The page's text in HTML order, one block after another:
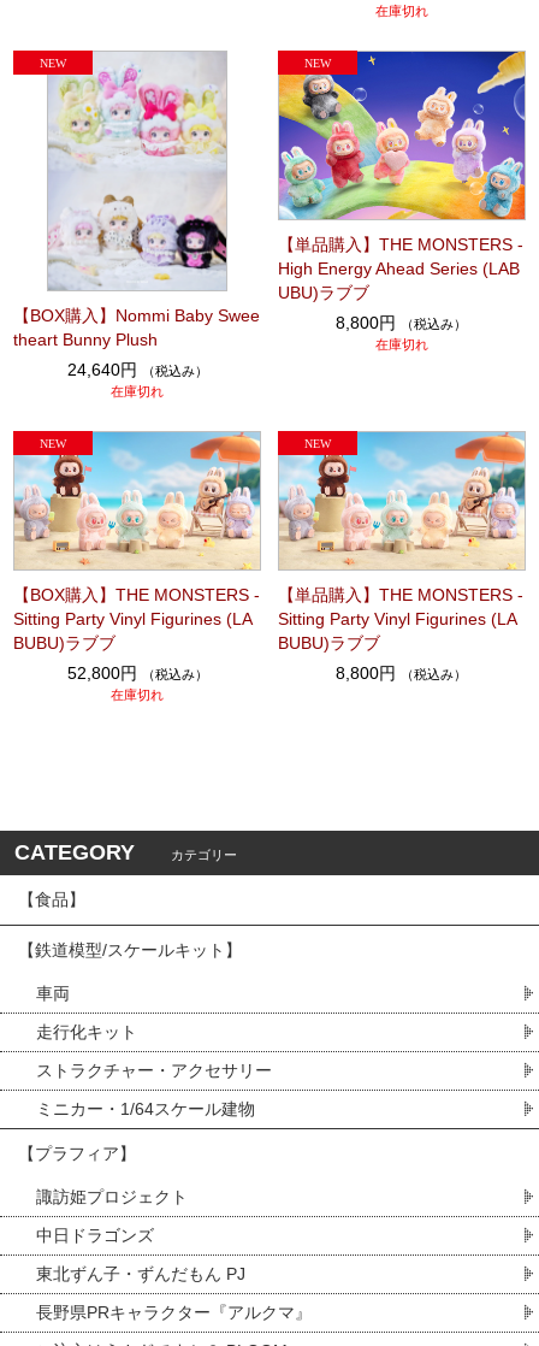
在庫切れ
【BOX購入】Nommi Baby Swee
theart Bunny Plush
24,640円
（税込み）
在庫切れ
【単品購入】THE MONSTERS -
High Energy Ahead Series (LAB
UBU)ラブブ
8,800円
（税込み）
在庫切れ
【BOX購入】THE MONSTERS -
Sitting Party Vinyl Figurines (LA
BUBU)ラブブ
52,800円
（税込み）
在庫切れ
【単品購入】THE MONSTERS -
Sitting Party Vinyl Figurines (LA
BUBU)ラブブ
8,800円
（税込み）
CATEGORY カテゴリー
【食品】
【鉄道模型/スケールキット】
車両
走行化キット
ストラクチャー・アクセサリー
ミニカー・1/64スケール建物
【プラフィア】
諏訪姫プロジェクト
中日ドラゴンズ
東北ずん子・ずんだもん PJ
長野県PRキャラクター『アルクマ』